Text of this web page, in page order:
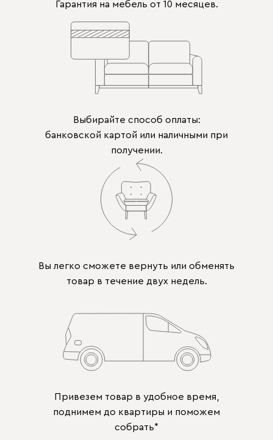
Гарантия на мебель от 10 месяцев.
Выбирайте способ оплаты:
банковской картой или наличными при
получении.
Вы легко сможете вернуть или обменять
товар в течение двух недель.
Привезем товар в удобное время,
поднимем до квартиры и поможем
собрать*